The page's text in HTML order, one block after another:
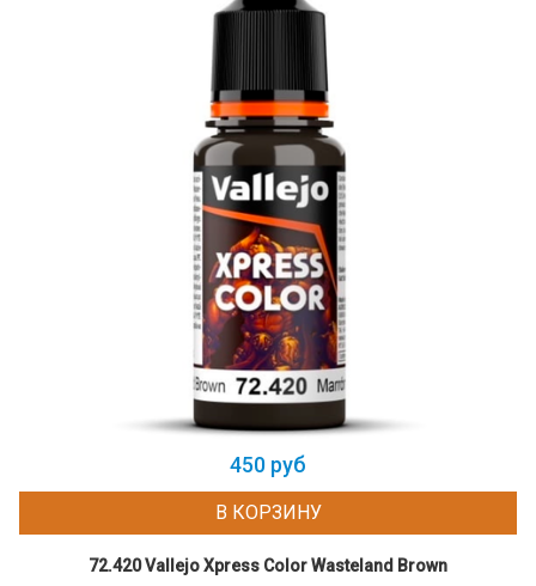
450 руб
В КОРЗИНУ
72.420 Vallejo Xpress Color Wasteland Brown